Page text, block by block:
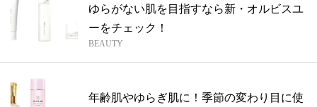
ゆらがない肌を目指すなら新・オルビスユ
ーをチェック！
BEAUTY
年齢肌やゆらぎ肌に！季節の変わり目に使